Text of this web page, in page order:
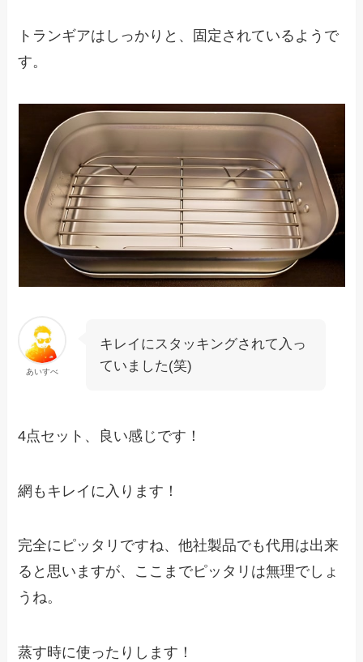
トランギアはしっかりと、固定されているようで
す。
あいすべ
キレイにスタッキングされて入っ
ていました(笑)
4点セット、良い感じです！
網もキレイに入ります！
完全にピッタリですね、他社製品でも代用は出来
ると思いますが、ここまでピッタリは無理でしょ
うね。
蒸す時に使ったりします！